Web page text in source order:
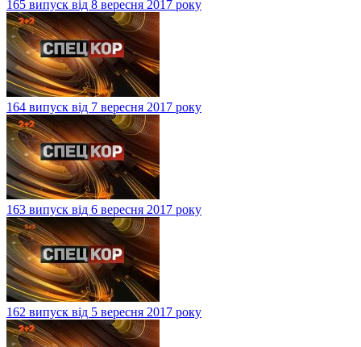
165 випуск від 8 вересня 2017 року
164 випуск від 7 вересня 2017 року
163 випуск від 6 вересня 2017 року
162 випуск від 5 вересня 2017 року